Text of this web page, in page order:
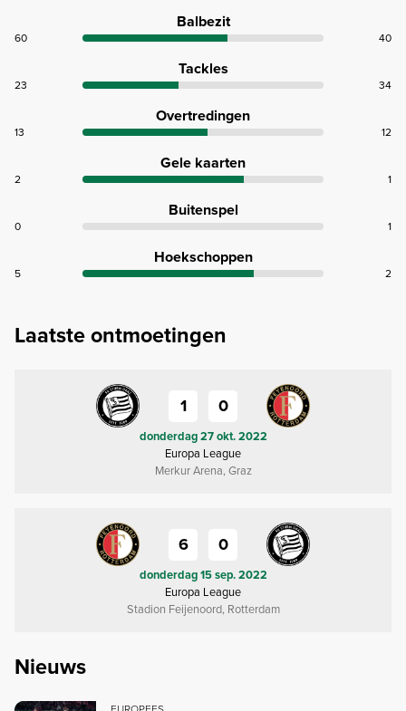
Balbezit
60 40
Tackles
23 34
Overtredingen
13 12
Gele kaarten
2 1
Buitenspel
0 1
Hoekschoppen
5 2
Laatste ontmoetingen
1 0
donderdag 27 okt. 2022
Europa League
Merkur Arena, Graz
6 0
donderdag 15 sep. 2022
Europa League
Stadion Feijenoord, Rotterdam
Nieuws